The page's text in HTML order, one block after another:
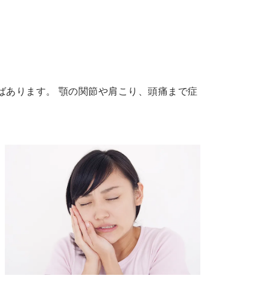
ります。 顎の関節や肩こり、頭痛まで症